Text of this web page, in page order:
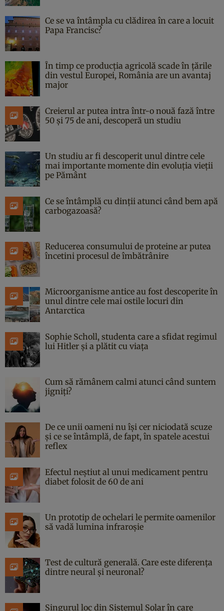
Ce se va întâmpla cu clădirea în care a locuit
Papa Francisc?
În timp ce producția agricolă scade în țările
din vestul Europei, România are un avantaj
major
Creierul ar putea intra într-o nouă fază între
50 și 75 de ani, descoperă un studiu
Un studiu ar fi descoperit unul dintre cele
mai importante momente din evoluția vieții
pe Pământ
Ce se întâmplă cu dinții atunci când bem apă
carbogazoasă?
Reducerea consumului de proteine ar putea
încetini procesul de îmbătrânire
Microorganisme antice au fost descoperite în
unul dintre cele mai ostile locuri din
Antarctica
Sophie Scholl, studenta care a sfidat regimul
lui Hitler și a plătit cu viața
Cum să rămânem calmi atunci când suntem
jigniți?
De ce unii oameni nu își cer niciodată scuze
și ce se întâmplă, de fapt, în spatele acestui
reflex
Efectul neștiut al unui medicament pentru
diabet folosit de 60 de ani
Un prototip de ochelari le permite oamenilor
să vadă lumina infraroșie
Test de cultură generală. Care este diferența
dintre neural și neuronal?
Singurul loc din Sistemul Solar în care